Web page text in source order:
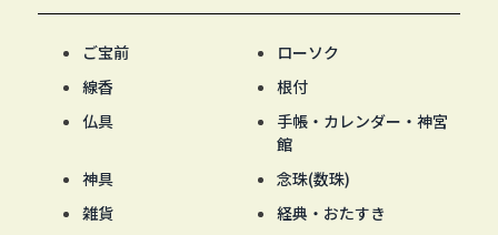
ご宝前
ローソク
線香
根付
仏具
手帳・カレンダー・神宮
館
神具
念珠(数珠)
雑貨
経典・おたすき